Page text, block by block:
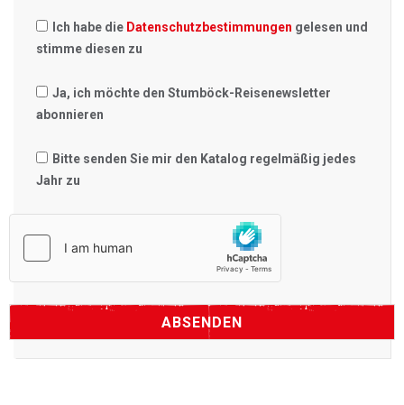
Ich habe die Datenschutzbestimmungen gelesen und
stimme diesen zu
Ja, ich möchte den Stumböck-Reisenewsletter
abonnieren
Bitte senden Sie mir den Katalog regelmäßig jedes
Jahr zu